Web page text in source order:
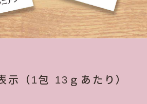
示（1包 13ｇあたり）